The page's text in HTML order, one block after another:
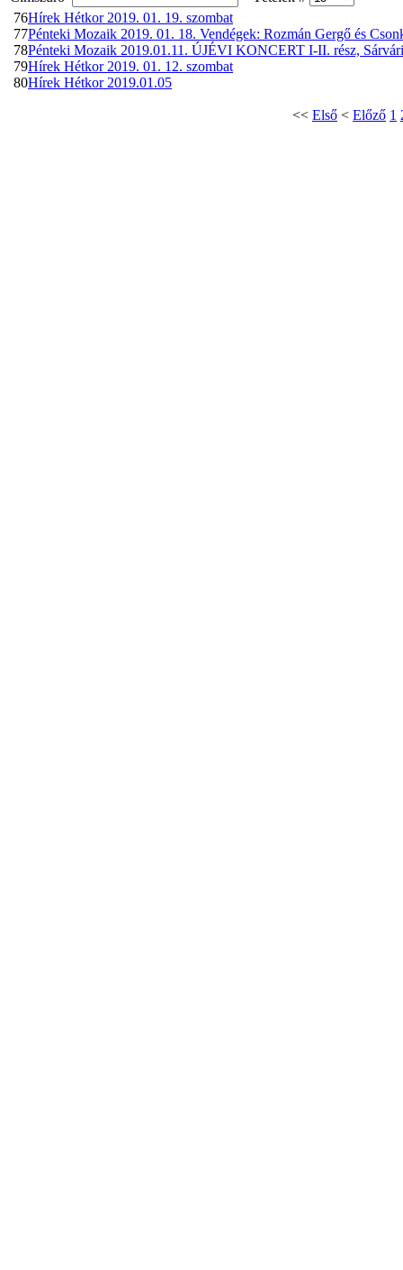
76Hírek Hétkor 2019. 01. 19. szombat
77Pénteki Mozaik 2019. 01. 18. Vendégek: Rozmán Gergő és
78Pénteki Mozaik 2019.01.11. ÚJÉVI KONCERT I-II. rész,
79Hírek Hétkor 2019. 01. 12. szombat
80Hírek Hétkor 2019.01.05
<< Első < Előző 1